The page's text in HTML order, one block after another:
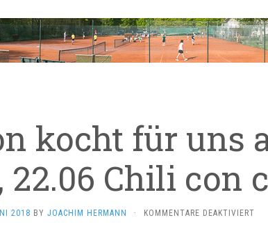
kocht für uns
22.06 Chili con
2018 BY JOACHIM HERMANN · KOMMENTARE DEAKTIVIERT